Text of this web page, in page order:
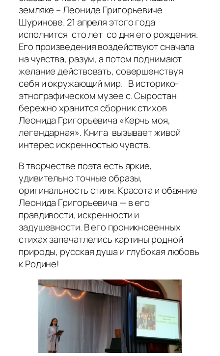
земляке – Леониде Григорьевиче
Шуринове. 21 апреля этого года
исполнится сто лет со дня его рождения.
Его произведения воздействуют сначала
на чувства, разум, а потом поднимают
желание действовать, совершенствуя
себя и окружающий мир. В историко-
этнографическом музее с. Сыростан
бережно хранится сборник стихов
Леонида Григорьевича «Керчь моя,
легендарная». Книга вызывает живой
интерес искренностью чувств.
В творчестве поэта есть яркие,
удивительно точные образы,
оригинальность стиля. Красота и обаяние
Леонида Григорьевича — в его
правдивости, искренности и
задушевности. В его проникновенных
стихах запечатлелись картины родной
природы, русская душа и глубокая любовь
к Родине!